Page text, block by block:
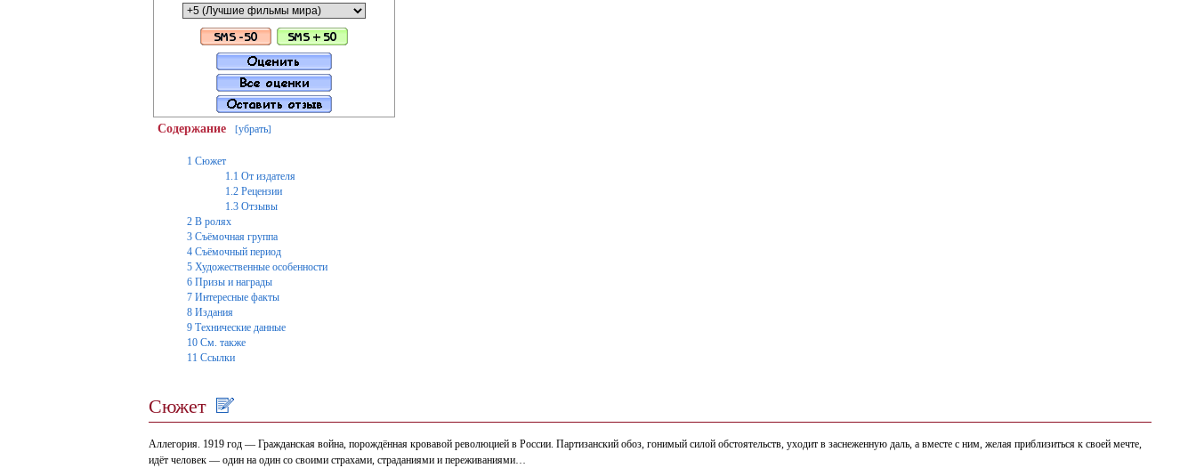
Содержание [убрать]
1 Сюжет
1.1 От издателя
1.2 Рецензии
1.3 Отзывы
2 В ролях
3 Съёмочная группа
4 Съёмочный период
5 Художественные особенности
6 Призы и награды
7 Интересные факты
8 Издания
9 Технические данные
10 См. также
11 Ссылки
Сюжет
Аллегория. 1919 год — Гражданская война, порождённая кровавой революцией в России. Партизанский обоз, гонимый силой обстоятельств, уходит в заснеженную даль, а вместе с ним, желая приблизиться к своей мечте,
идёт человек — один на один со своими страхами, страданиями и переживаниями…